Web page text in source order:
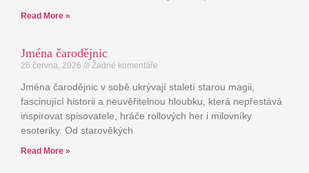
Read More »
Jména čarodějnic
26 června, 2026 Žádné komentáře
Jména čarodějnic v sobě ukrývají staletí starou magii,
fascinující historii a neuvěřitelnou hloubku, která nepřestává
inspirovat spisovatele, hráče rollových her i milovníky
esoteriky. Od starověkých
Read More »